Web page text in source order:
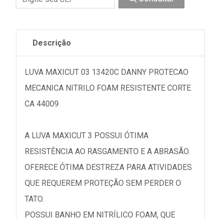
Descrição
LUVA MAXICUT 03 13420C DANNY PROTECAO
MECANICA NITRILO FOAM RESISTENTE CORTE
CA 44009
A LUVA MAXICUT 3 POSSUI ÓTIMA
RESISTÊNCIA AO RASGAMENTO E A ABRASÃO.
OFERECE ÓTIMA DESTREZA PARA ATIVIDADES
QUE REQUEREM PROTEÇÃO SEM PERDER O
TATO.
POSSUI BANHO EM NITRÍLICO FOAM, QUE